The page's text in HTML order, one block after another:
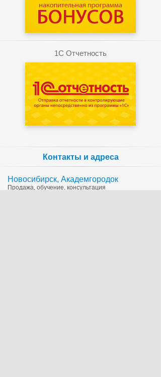
1C Отчетность
Контакты и адреса
Новосибирск, Академгородок
Продажа, обучение, консультация